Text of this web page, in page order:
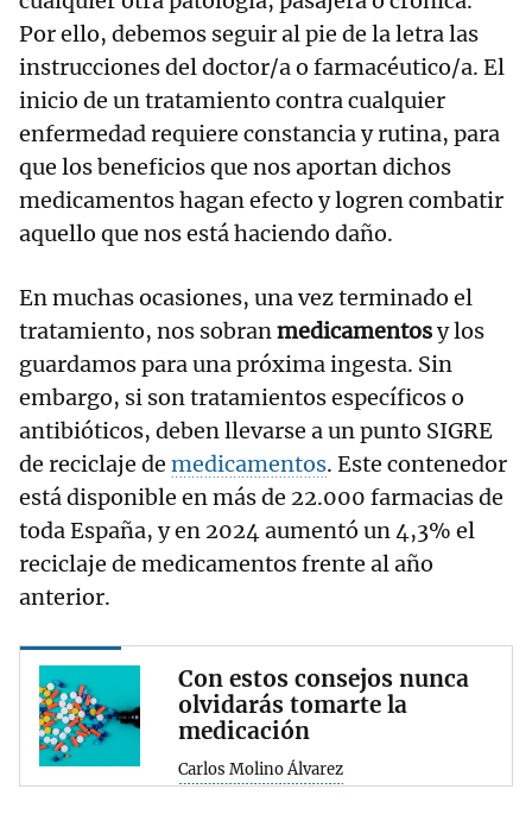
Por ello, debemos seguir al pie de la letra las
instrucciones del doctor/a o farmacéutico/a. El
inicio de un tratamiento contra cualquier
enfermedad requiere constancia y rutina, para
que los beneficios que nos aportan dichos
medicamentos hagan efecto y logren combatir
aquello que nos está haciendo daño.
En muchas ocasiones, una vez terminado el
tratamiento, nos sobranmedicamentosy los
guardamos para una próxima ingesta. Sin
embargo, si son tratamientos específicos o
antibióticos, deben llevarse a un punto SIGRE
de reciclaje de medicamentos. Este contenedor
está disponible en más de 22.000 farmacias de
toda España, y en 2024 aumentó un 4,3% el
reciclaje de medicamentos frente al año
anterior.
Con estos consejos nunca
olvidarás tomarte la
medicación
Carlos Molino Álvarez